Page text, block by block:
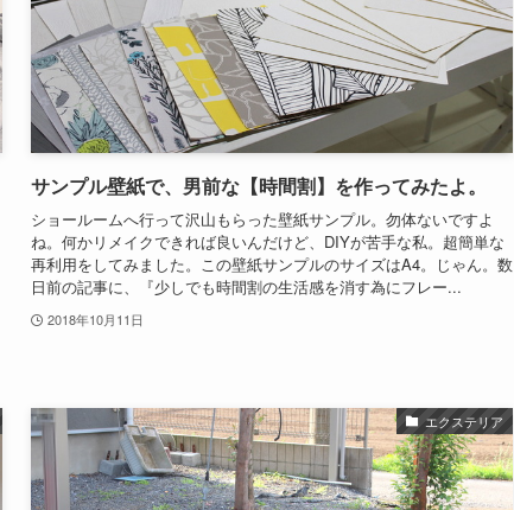
サンプル壁紙で、男前な【時間割】を作ってみたよ。
ショールームへ行って沢山もらった壁紙サンプル。勿体ないですよ
ね。何かリメイクできれば良いんだけど、DIYが苦手な私。超簡単な
再利用をしてみました。この壁紙サンプルのサイズはA4。じゃん。数
日前の記事に、『少しでも時間割の生活感を消す為にフレー...
2018年10月11日
エクステリア